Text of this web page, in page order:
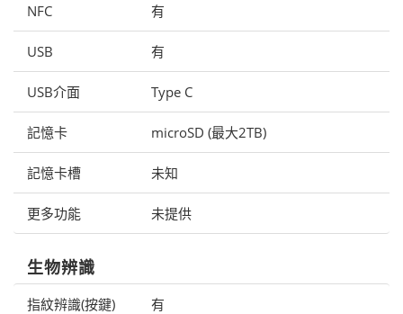
NFC 有
USB 有
USB介面 Type C
記憶卡 microSD (最大2TB)
記憶卡槽 未知
更多功能 未提供
生物辨識
指紋辨識(按鍵) 有